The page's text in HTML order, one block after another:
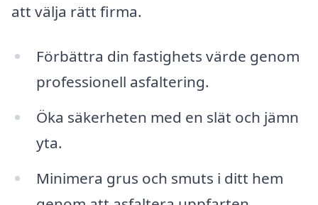
att välja rätt firma.
Förbättra din fastighets värde genom
professionell asfaltering.
Öka säkerheten med en slät och jämn
yta.
Minimera grus och smuts i ditt hem